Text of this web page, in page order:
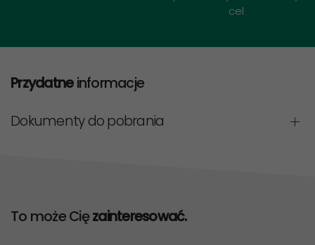
cel
Przydatneinformacje
Dokumenty do pobrania
To może Cięzainteresować.